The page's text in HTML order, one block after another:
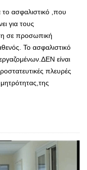
το ασφαλιστικό ,που
για τους
σε προσωπική
Το ασφαλιστικό
είναι
πλευρές